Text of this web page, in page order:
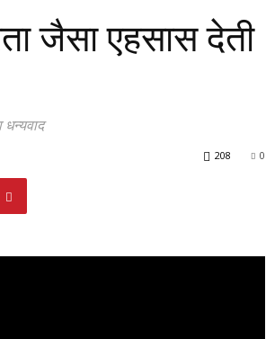
जैसा एहसास देती
0
208